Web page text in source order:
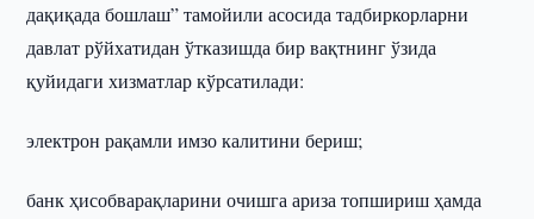
дақиқада бошлаш” тамойили асосида тадбиркорларни
давлат рўйхатидан ўтказишда бир вақтнинг ўзида
қуйидаги хизматлар кўрсатилади:
электрон рақамли имзо калитини бериш;
банк ҳисобварақларини очишга ариза топшириш ҳамда